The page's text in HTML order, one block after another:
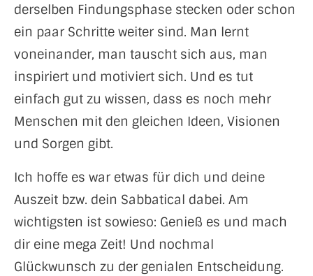
derselben Findungsphase stecken oder schon
ein paar Schritte weiter sind. Man lernt
voneinander, man tauscht sich aus, man
inspiriert und motiviert sich. Und es tut
einfach gut zu wissen, dass es noch mehr
Menschen mit den gleichen Ideen, Visionen
und Sorgen gibt.
‍Ich hoffe es war etwas für dich und deine
Auszeit bzw. dein Sabbatical dabei. Am
wichtigsten ist sowieso: Genieß es und mach
dir eine mega Zeit! Und nochmal
Glückwunsch zu der genialen Entscheidung.